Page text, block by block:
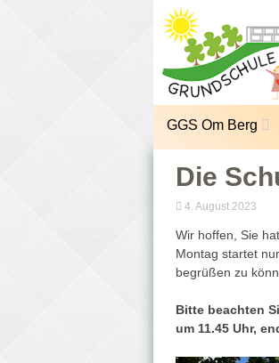
Zum
Inhalt
springen
GGS Om Berg
Die
4. August 2023
Wir hoffen, Sie
Montag startet
begrüßen zu
Bitte beachten
um 11.45 Uhr,